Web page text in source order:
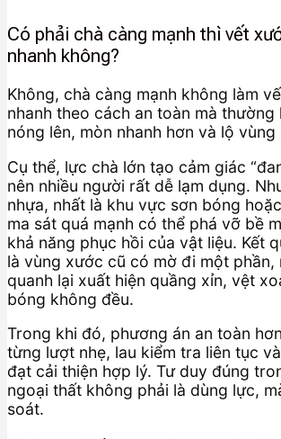
Có phải chà càng mạnh thì vết
nhanh không?
Không, chà càng mạnh không làm
nhanh theo cách an toàn mà thường
nóng lên, mòn nhanh hơn và lộ
Cụ thể, lực chà lớn tạo cảm giác
nên nhiều người rất dễ lạm dụng.
nhựa, nhất là khu vực sơn bóng
ma sát quá mạnh có thể phá vỡ bề
khả năng phục hồi của vật liệu. Kết
là vùng xước cũ có mờ đi một phần,
quanh lại xuất hiện quầng xỉn, vệt
bóng không đều.
Trong khi đó, phương án an toàn
từng lượt nhẹ, lau kiểm tra liên tục
đạt cải thiện hợp lý. Tư duy đúng
ngoại thất không phải là dùng lực,
soát.